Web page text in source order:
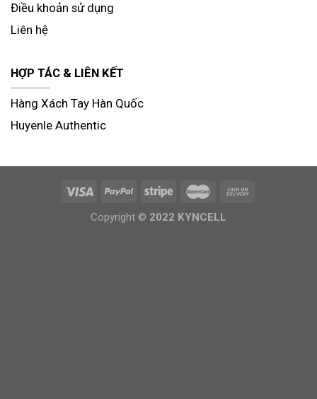
Điều khoản sử dụng
Liên hệ
HỢP TÁC & LIÊN KẾT
Hàng Xách Tay Hàn Quốc
Huyenle Authentic
Copyright © 2022 KYNCELL